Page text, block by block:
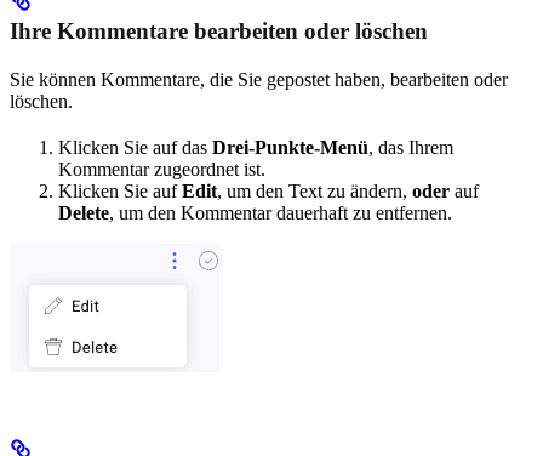
Ihre Kommentare bearbeiten oder löschen
Sie können Kommentare, die Sie gepostet haben, bearbeiten oder
löschen.
Klicken Sie auf das Drei-Punkte-Menü, das Ihrem
Kommentar zugeordnet ist.
Klicken Sie aufEdit, um den Text zu ändern, oder auf
Delete, um den Kommentar dauerhaft zu entfernen.